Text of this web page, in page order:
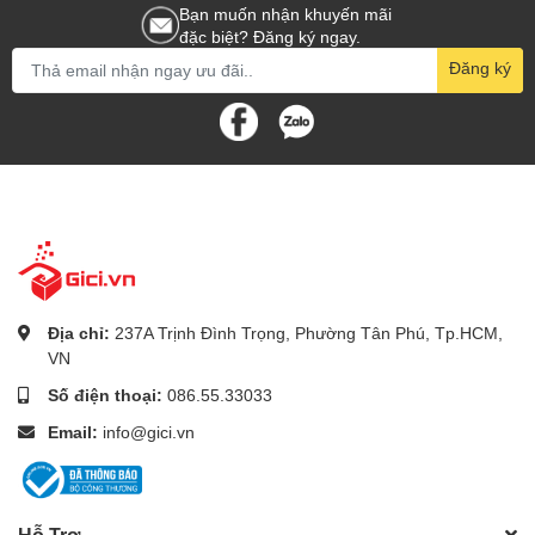
– Hỗ trợ audio vào/ra: 1/1.
– Kết nối 2 cổng USB 2.0.
– Hỗ trợ dịch vụ Hik-connect Cloud.
– Phần mềm giám sát và tên miền miễn phí.
– Giao diện thân thiện với người dùng, thao tác đơn giản, dễ sử
– Bảo hành: 24 tháng.
Hỗ trợ ổ cứng chính hãng Seagate:
Bạn muốn nhận khuyến mãi
đặc biệt? Đăng ký ngay.
Đăng ký
Địa chỉ: 237A Trịnh Đình Trọng, Phường Tân Phú, Tp.HCM,
VN
Số điện thoại: 086.55.33033
Email: info@gici.vn